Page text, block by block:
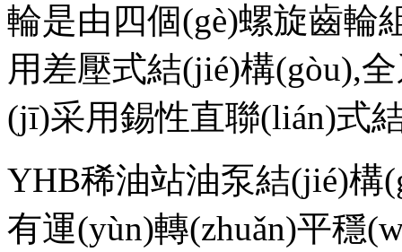
輪是由四個(gè)螺旋齒輪
用差壓式結(jié)構(gòu),
(jī)采用錫性直聯(lián)式
YHB稀油站油泵結(jié)構
有運(yùn)轉(zhuǎn)平穩